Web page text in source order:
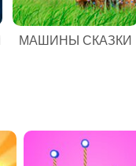
МАШИНЫ СКАЗКИ